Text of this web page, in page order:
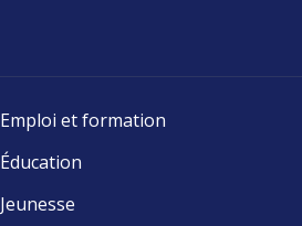
Emploi et formation
Éducation
Jeunesse